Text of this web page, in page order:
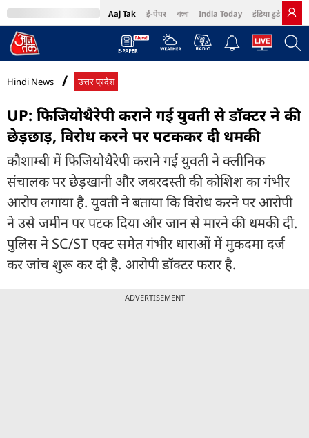
Aaj Tak ई-पेपर বাংলা India Today इंडिया टुडे हिंदी
MumbaiTak Cosmopolitan Harper's Bazaar Northeast
Hindi News उत्तर प्रदेश
UP: फिजियोथैरेपी कराने गई युवती से डॉक्टर ने की
छेड़छाड़, विरोध करने पर पटककर दी धमकी
कौशाम्बी में फिजियोथैरेपी कराने गई युवती ने क्लीनिक
संचालक पर छेड़खानी और जबरदस्ती की कोशिश का गंभीर
आरोप लगाया है. युवती ने बताया कि विरोध करने पर आरोपी
ने उसे जमीन पर पटक दिया और जान से मारने की धमकी दी.
पुलिस ने SC/ST एक्ट समेत गंभीर धाराओं में मुकदमा दर्ज
कर जांच शुरू कर दी है. आरोपी डॉक्टर फरार है.
ADVERTISEMENT